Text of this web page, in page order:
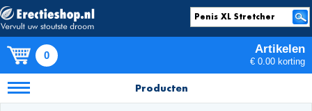
0 Artikelen
€ 0.00 korting
Producten